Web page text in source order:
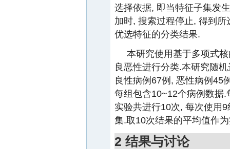
选择依据, 即当特征子集发
加时, 搜索过程停止, 得到
优选特征的分类结果.
本研究使用基于多项式
良恶性进行分类.本研究随
良性病例67例, 恶性病例45
每组包含10~12个病例数据
实验共进行10次, 每次使用
集.取10次结果的平均值作
2 结果与讨论